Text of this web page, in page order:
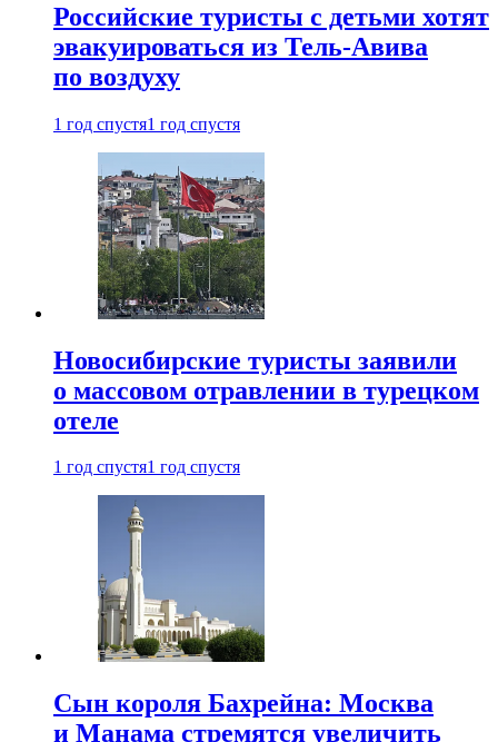
Российские туристы с детьми хотят
эвакуироваться из Тель-Авива
по воздуху
1 год спустя1 год спустя
Новосибирские туристы заявили
о массовом отравлении в турецком
отеле
1 год спустя1 год спустя
Сын короля Бахрейна: Москва
и Манама стремятся увеличить